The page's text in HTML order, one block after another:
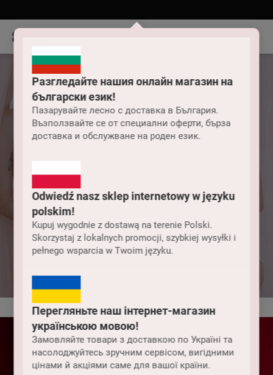
Разгледайте нашия онлайн магазин на
български език!
Пазарувайте лесно с доставка в България.
Възползвайте се от специални оферти, бърза
доставка и обслужване на роден език.
Odwiedź nasz sklep internetowy w języku
polskim!
Kupuj wygodnie z dostawą na terenie Polski.
Skorzystaj z lokalnych promocji, szybkiej wysyłki i
pełnego wsparcia w Twoim języku.
Перегляньте наш інтернет-магазин
українською мовою!
Замовляйте товари з доставкою по Україні та
насолоджуйтесь зручним сервісом, вигідними
цінами й акціями саме для вашої країни.
Bielizna